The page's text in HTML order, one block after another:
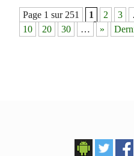
Navigation
des
Page 1 sur 251 1 2 3
10
20 30 … »